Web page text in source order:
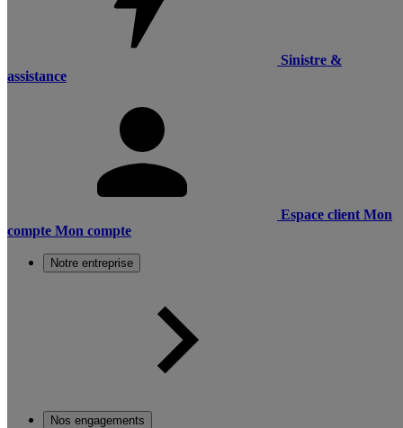
Sinistre &
assistance
Espace client Mon
compte Mon compte
Notre entreprise
Nos engagements